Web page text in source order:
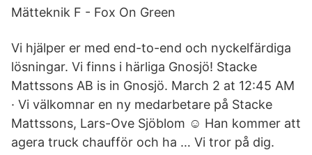
Mätteknik F - Fox On Green
Vi hjälper er med end-to-end och nyckelfärdiga
lösningar. Vi finns i härliga Gnosjö! Stacke
Mattssons AB is in Gnosjö. March 2 at 12:45 AM
· Vi välkomnar en ny medarbetare på Stacke
Mattssons, Lars-Ove Sjöblom ☺️ Han kommer att
agera truck chaufför och ha … Vi tror på dig.